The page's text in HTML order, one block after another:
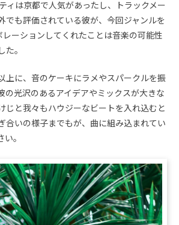
ィは京都で人気があったし、トラックメー
でも評価されている彼が、今回ジャンルを
レーションしてくれたことは音楽の可能性
た。
上に、音のケーキにラメやスパークルを振
の光沢のあるアイデアやミックスが大きな
じと我々もハウジーなビートを入れ込むと
合いの様子までもが、曲に組み込まれてい
。